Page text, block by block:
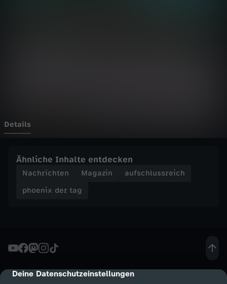
cmp-dialog-description
Deine Datenschutzeinstellungen
g
B
ü
n
Details
Ähnliche Inhalte entdecken
Nachrichten Magazin
aufschlussreich
phoenix der tag